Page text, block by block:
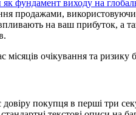
як фундамент виходу на
продажами,
на ваш прибуток, а
місяців очікування та
покупця в перші три